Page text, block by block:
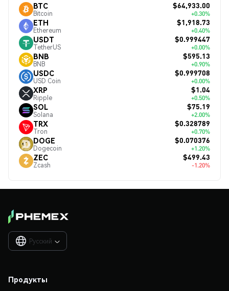
BTC
Bitcoin
$64,933.00
+0.30%
ETH
Ethereum
$1,918.73
+0.40%
USDT
TetherUS
$0.999447
+0.00%
BNB
BNB
$595.13
+0.90%
USDC
USD Coin
$0.999708
+0.00%
XRP
Ripple
$1.04
+0.50%
SOL
Solana
$75.19
+2.00%
TRX
Tron
$0.328789
+0.70%
DOGE
Dogecoin
$0.070376
+1.20%
ZEC
Zcash
$499.43
-1.20%
Русский 
Продукты